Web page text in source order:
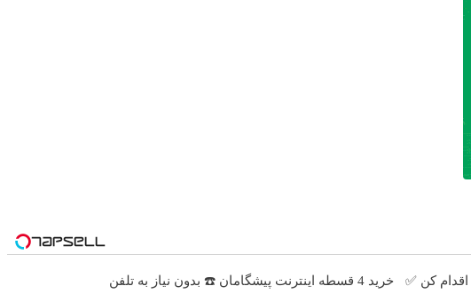
خرید 4 قسطه اینترنت پیشگامان ☎️ بدون نیاز به تلفن